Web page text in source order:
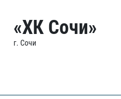
«ХК Сочи»
г. Сочи